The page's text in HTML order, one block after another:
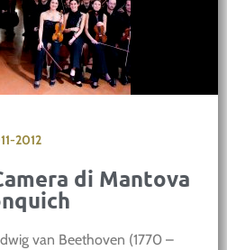
2012
di Mantova
van Beethoven (1770 –